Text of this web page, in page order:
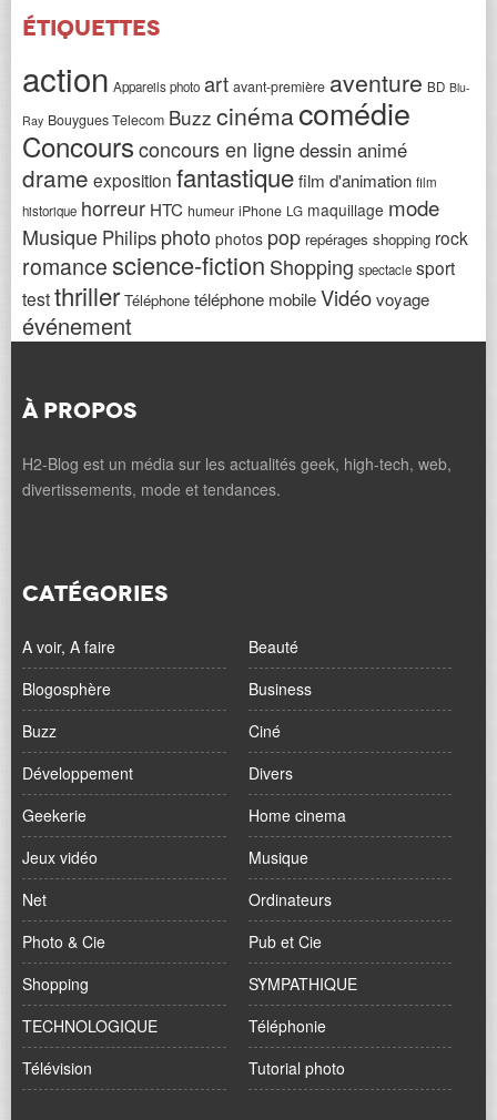
Étiquettes
action Appareils photo art avant-première aventure BD Blu-
Ray Bouygues Telecom Buzz cinémacomédie
Concoursconcours en lignedessin animé
drame exposition fantastiquefilm d'animation film
historique horreur HTC humeur iPhone LG maquillage mode
Musique Philips photo photos pop repérages shopping rock
romancescience-fiction Shopping spectacle sport
testthriller Téléphone téléphone mobileVidéovoyage
événement
À PROPOS
H2-Blog est un média sur les actualités geek, high-tech, web,
divertissements, mode et tendances.
CATÉGORIES
A voir, A faire
Beauté
Blogosphère
Business
Buzz
Ciné
Développement
Divers
Geekerie
Home cinema
Jeux vidéo
Musique
Net
Ordinateurs
Photo & Cie
Pub et Cie
Shopping
SYMPATHIQUE
TECHNOLOGIQUE
Téléphonie
Télévision
Tutorial photo